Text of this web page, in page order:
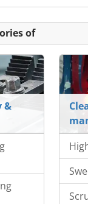
of
&